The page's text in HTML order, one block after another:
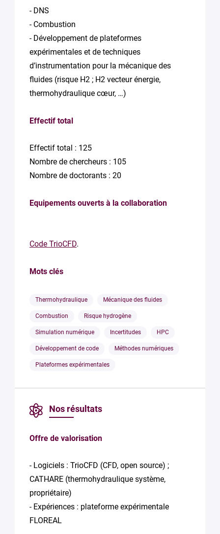
- DNS
- Combustion
- Développement de plateformes
expérimentales et de techniques
d’instrumentation pour la mécanique des
fluides (risque H2 ; H2 vecteur énergie,
thermohydraulique cœur, …)
Effectif total
Effectif total : 125
Nombre de chercheurs : 105
Nombre de doctorants : 20
Equipements ouverts à la collaboration
Code TrioCFD.
Mots clés
Thermohydraulique Mécanique des fluides
Combustion Risque hydrogène
Simulation numérique Incertitudes HPC
Développement de code Méthodes numériques
Plateformes expérimentales
Nos résultats
Offre de valorisation
- Logiciels : TrioCFD (CFD, open source) ;
CATHARE (thermohydraulique système,
propriétaire)
- Expériences : plateforme expérimentale
FLOREAL